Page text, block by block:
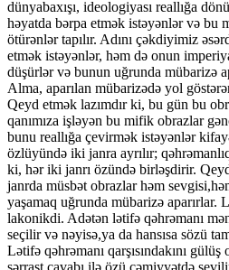
dünyabaxışı, ideologiyası reallığa
həyatda bərpa etmək istəyənlər və bu
ötürənlər tapılır. Adını çəkdiyimiz
etmək istəyənlər, həm də onun
düşürlər və bunun uğrunda mübarizə
Alma, aparılan mübarizədə yol
Qeyd etmək lazımdır ki, bu gün bu
qanımıza işləyən bu mifik obrazlar
bunu reallığa çevirmək istəyənlər
özlüyündə iki janra ayrılır;
ki, hər iki janrı özündə birləşdirir.
janrda müsbət obrazlar həm
yaşamaq uğrunda mübarizə aparırlar.
lakonikdi. Adətən lətifə qəhrəmanı
seçilir və nəyisə,ya da hansısa sözü
Lətifə qəhrəmanı qarşısındakını
sərrast cavabı ilə özü cəmiyyətdə